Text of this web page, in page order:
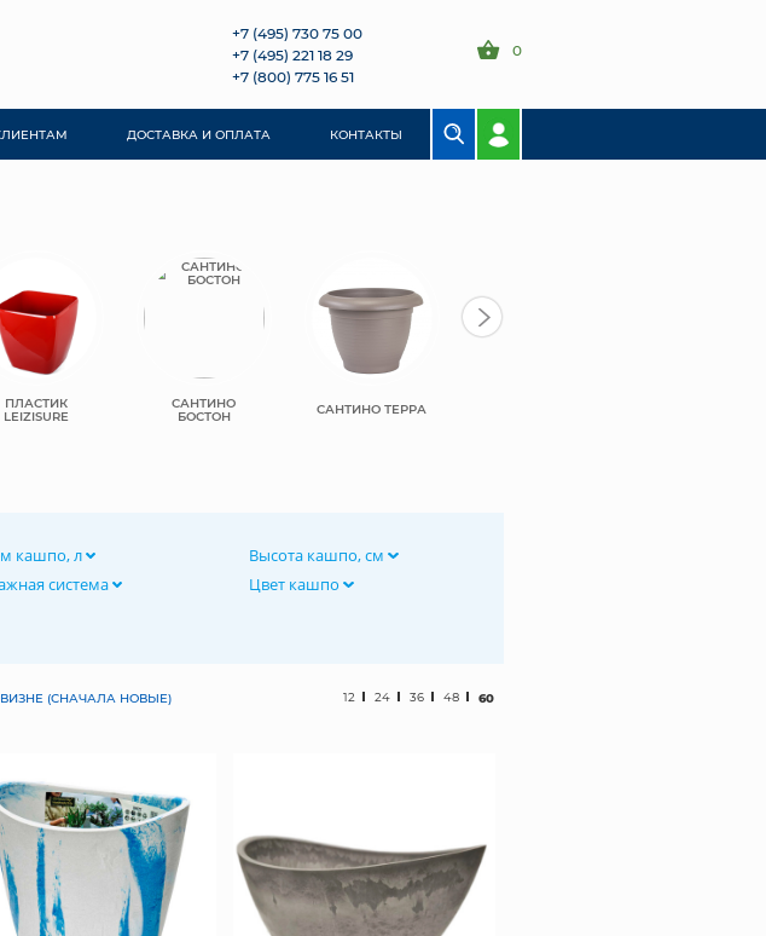
+7 (495) 730 75 00
+7 (495) 221 18 29
+7 (800) 775 16 51
0
ДОСТАВКА И ОПЛАТА КОНТАКТЫ
ПЛАСТИК
LEIZISURE
САНТИНО
БОСТОН САНТИНО ТЕРРА
кашпо, л
Высота кашпо, см
система Цвет кашпо
(СНАЧАЛА НОВЫЕ) 12 24 36 48 60